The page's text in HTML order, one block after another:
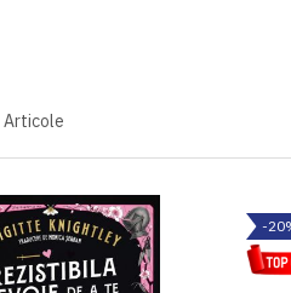
Articole
-